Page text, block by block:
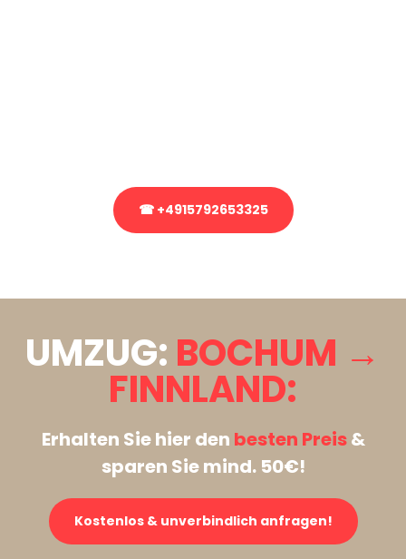
☎ +4915792653325
UMZUG: BOCHUM →
FINNLAND:
Erhalten Sie hier den besten Preis&
sparen Sie mind. 50€!
Kostenlos & unverbindlich anfragen!